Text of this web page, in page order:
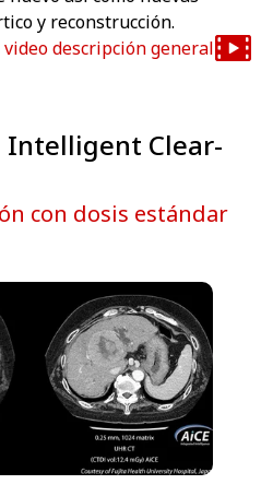
y reconstrucción.
video descripción general
con dosis estándar
Intelligent Clear-